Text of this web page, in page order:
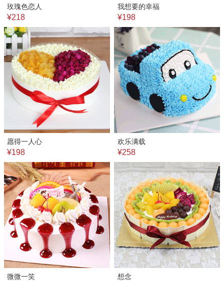
玫瑰色恋人
¥218
我想要的幸福
¥198
愿得一人心
¥198
欢乐满载
¥258
微微一笑 想念